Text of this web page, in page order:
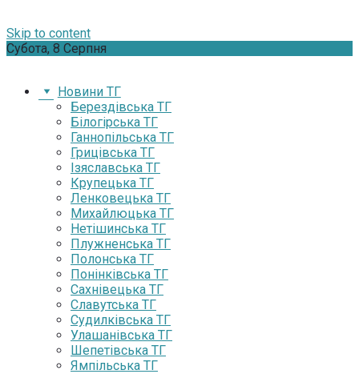
Skip to content
Субота, 8 Серпня
Новини ТГ
Берездівська ТГ
Білогірська ТГ
Ганнопільська ТГ
Грицівська ТГ
Ізяславська ТГ
Крупецька ТГ
Ленковецька ТГ
Михайлюцька ТГ
Нетішинська ТГ
Плужненська ТГ
Полонська ТГ
Понінківська ТГ
Сахнівецька ТГ
Славутська ТГ
Судилківська ТГ
Улашанівська ТГ
Шепетівська ТГ
Ямпільська ТГ